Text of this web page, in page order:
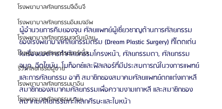
โรงพยาบาลศัลยกรรมจีเอ็นจี
โรงพยาบาลศัลยกรรมอิมเมจอัพ
โรงพยาบาลศัลยกรรมเจดับเบิลยู
โรงพยาบาลศัลยกรรมมาร์เบิ้ล
รีวิวศัลยกรรมผู้ชาย
โรงพยาบาลศัลยกรรมมาอิน
โรงพยาบาลศัลยกรรมนานะ
ผู้อำนวยการคิมยองจุน ศัลยแพทย์ผู้เชี่ยวชาญด้านการศัลยกรรม
ของโรงพยาบาลศัลยกรรมดรีม (Dream Plastic Surgery) ที่โดดเด่น
ในเรื่องของการทำศัลยกรรมโครงหน้า, ศัลยกรรมตา, ศัลยกรรม
จมูก, ฉีดไขมัน, โบท็อกซ์และฟิลเลอร์ที่มีประสบการณ์ในวงการแพทย์
และการศัลยกรรม อาทิ สมาชิกของสมาคมศัลยแพทย์ตกแต่งเกาหลี
สมาชิกของสมาคมศัลยกรรมเพื่อความงามเกาหลี และสมาชิกของ
สมาคมศัลยกรรมกะโหลกศีรษะและใบหน้า